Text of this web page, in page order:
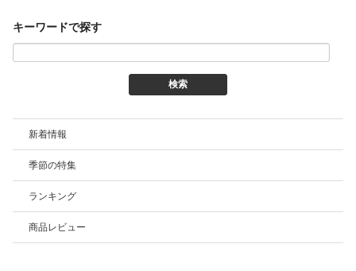
キーワードで探す
新着情報
季節の特集
ランキング
商品レビュー